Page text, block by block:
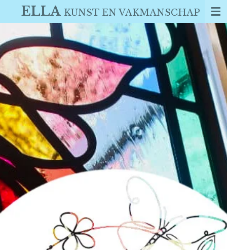
direct
naar
de
hoofdinhoud
ELLA KUNST EN VAKMANSCHAP